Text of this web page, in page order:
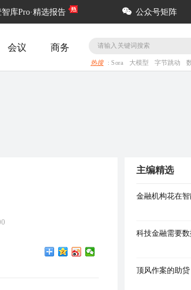
库Pro·精选报告 公众号矩阵
会议 商务
热搜 :Sora 大模型 字节跳动
主编精选
金融机构花在
科技金融需要数
顶风作案的助